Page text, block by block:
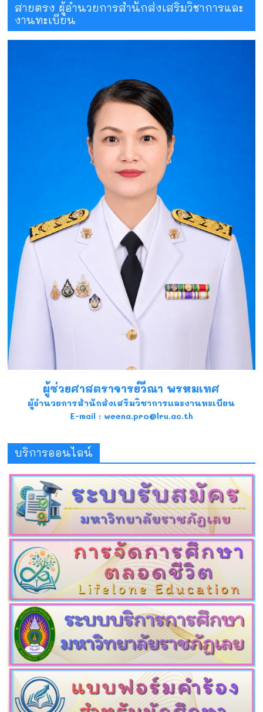
สายตรง ผู้อำนวยการสำนักส่งเสริมวิชาการและ
งานทะเบียน
ผู้ช่วยศาสตราจารย์วีณา พรหมเทศ
ผู้อำนวยการสำนักส่งเสริมวิชาการและงานทะเบียน
E-mail : weena.pro@lru.ac.th
บริการออนไลน์